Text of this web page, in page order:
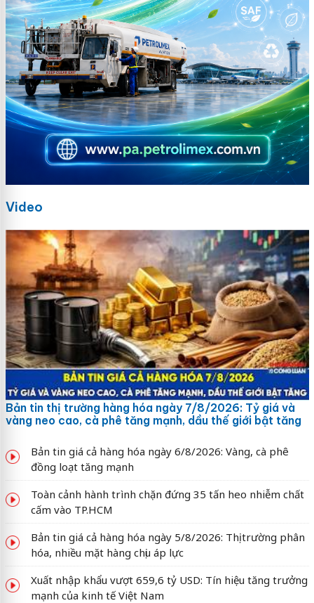
Video
Bản tin thị trường hàng hóa ngày 7/8/2026: Tỷ giá và
vàng neo cao, cà phê tăng mạnh, dầu thế giới bật tăng
Bản tin giá cả hàng hóa ngày 6/8/2026: Vàng, cà phê
đồng loạt tăng mạnh
Toàn cảnh hành trình chặn đứng 35 tấn heo nhiễm chất
cấm vào TP.HCM
Bản tin giá cả hàng hóa ngày 5/8/2026: Thị trường phân
hóa, nhiều mặt hàng chịu áp lực
Xuất nhập khẩu vượt 659,6 tỷ USD: Tín hiệu tăng trưởng
mạnh của kinh tế Việt Nam